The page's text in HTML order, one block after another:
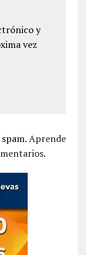
y
vez
Aprende